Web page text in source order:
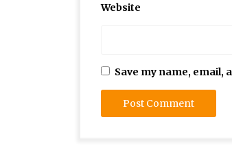
Website
Save my name, email,